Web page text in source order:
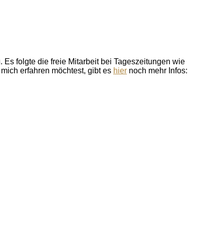
folgte die freie Mitarbeit bei Tageszeitungen wie
erfahren möchtest, gibt es hier noch mehr Infos: